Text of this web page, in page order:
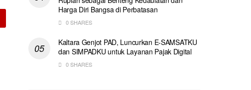
Harga Diri Bangsa di Perbatasan
0 SHARES
Kaltara Genjot PAD, Luncurkan E-SAMSATKU
dan SIMPADKU untuk Layanan Pajak Digital
0 SHARES